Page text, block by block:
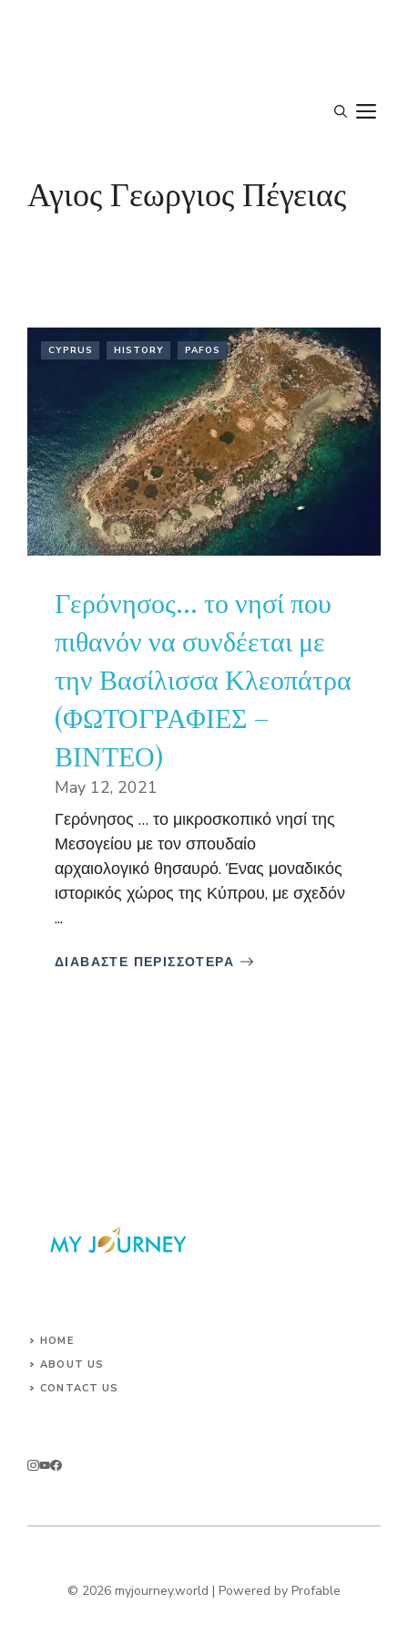
Αγιος Γεωργιος Πέγειας
CYPRUS HISTORY PAFOS
Γερόνησος… το νησί που
πιθανόν να συνδέεται με
την Βασίλισσα Κλεοπάτρα
(ΦΩΤΟΓΡΑΦΙΕΣ –
ΒΙΝΤΕΟ)
May 12, 2021
Γερόνησος … το μικροσκοπικό νησί της
Μεσογείου με τον σπουδαίο
αρχαιολογικό θησαυρό. Ένας μοναδικός
ιστορικός χώρος της Κύπρου, με σχεδόν
...
ΔΙΑΒΑΣΤΕ ΠΕΡΙΣΣΟΤΕΡΑ
HOME
ABOUT US
CONTACT US
© 2026 myjourney.world | Powered by Profable